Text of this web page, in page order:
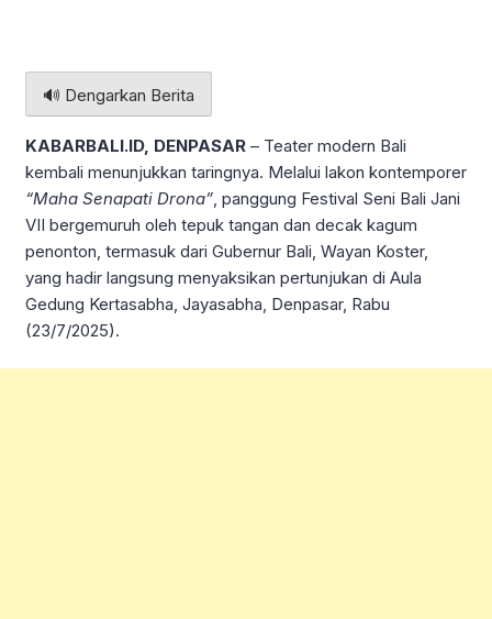
🔊 Dengarkan Berita
KABARBALI.ID, DENPASAR – Teater modern Bali
kembali menunjukkan taringnya. Melalui lakon kontemporer
“Maha Senapati Drona” , panggung Festival Seni Bali Jani
VII bergemuruh oleh tepuk tangan dan decak kagum
penonton, termasuk dari Gubernur Bali, Wayan Koster,
yang hadir langsung menyaksikan pertunjukan di Aula
Gedung Kertasabha, Jayasabha, Denpasar, Rabu
(23/7/2025).